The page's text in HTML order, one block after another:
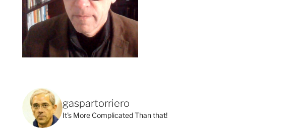
gaspartorriero
It's More Complicated Than that!